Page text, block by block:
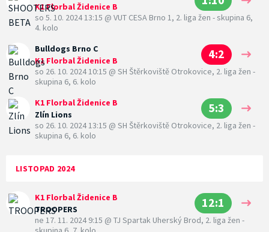
K1 Florbal Židenice B
so 5. 10. 2024 13:15 @ VUT CESA Brno 1, 2. liga žen - skupina 6,
4. kolo
Bulldogs Brno C
K1 Florbal Židenice B
4:2
so 26. 10. 2024 10:15 @ SH Štěrkoviště Otrokovice, 2. liga žen -
skupina 6, 6. kolo
K1 Florbal Židenice B
Zlín Lions
5:3
so 26. 10. 2024 13:15 @ SH Štěrkoviště Otrokovice, 2. liga žen -
skupina 6, 6. kolo
LISTOPAD 2024
K1 Florbal Židenice B
TROOPERS
12:1
ne 17. 11. 2024 9:15 @ TJ Spartak Uherský Brod, 2. liga žen -